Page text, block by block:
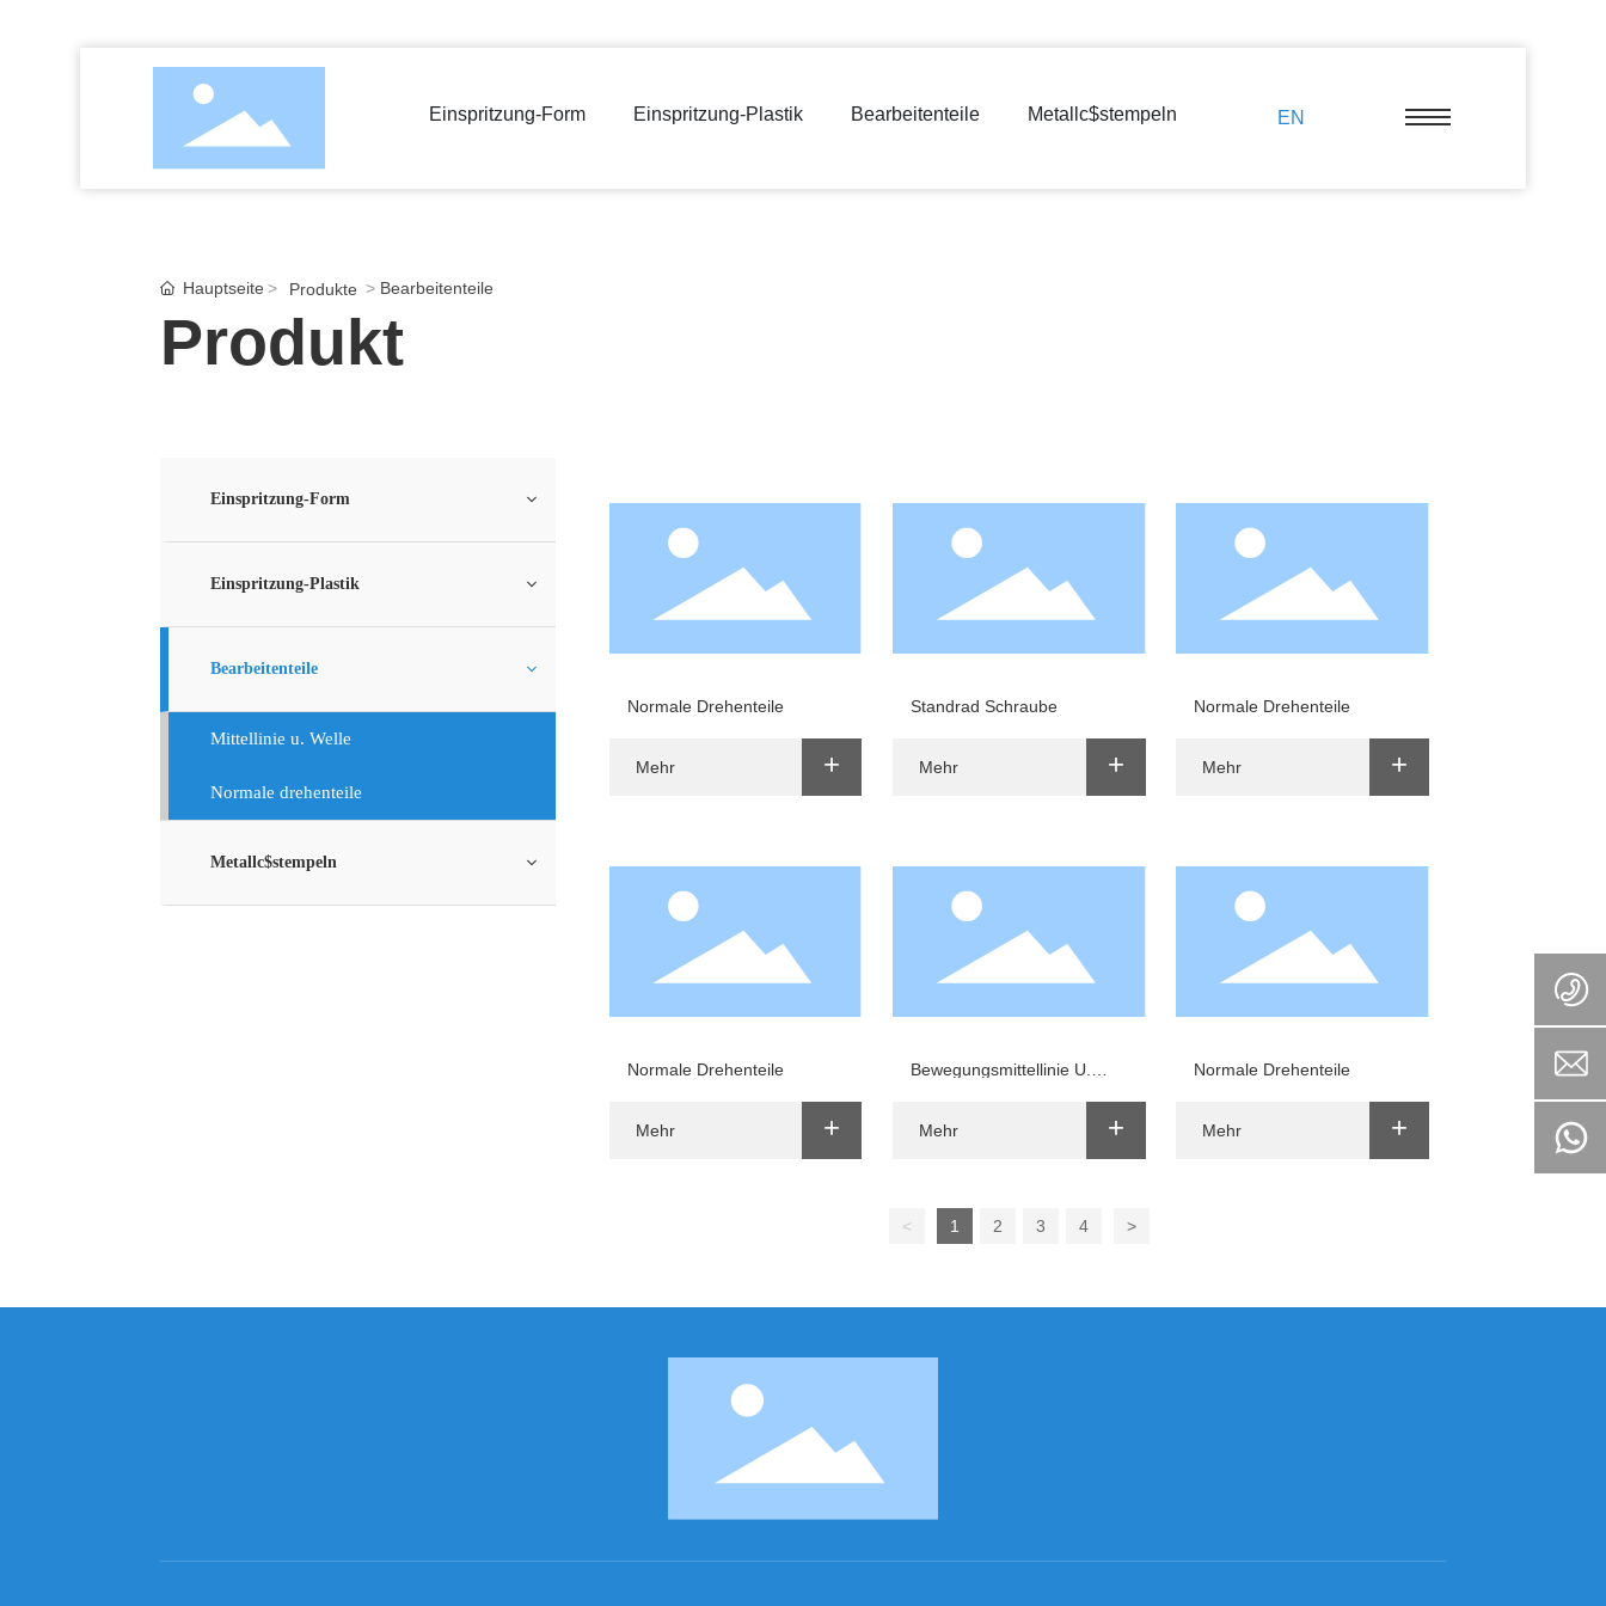
Einspritzung-Form Einspritzung-Plastik Bearbeitenteile Metallc$stempeln EN
Hauptseite Produkte Bearbeitenteile
Produkt
Einspritzung-Form
Einspritzung-Plastik
Bearbeitenteile
Mittellinie u. Welle
Normale drehenteile
Metallc$stempeln
Normale Drehenteile
Mehr +
Standrad Schraube
Mehr +
Normale Drehenteile
Mehr +
Normale Drehenteile
Mehr +
Bewegungsmittellinie U.
Mehr +
Normale Drehenteile
Mehr +
< 1 2 3 4 >